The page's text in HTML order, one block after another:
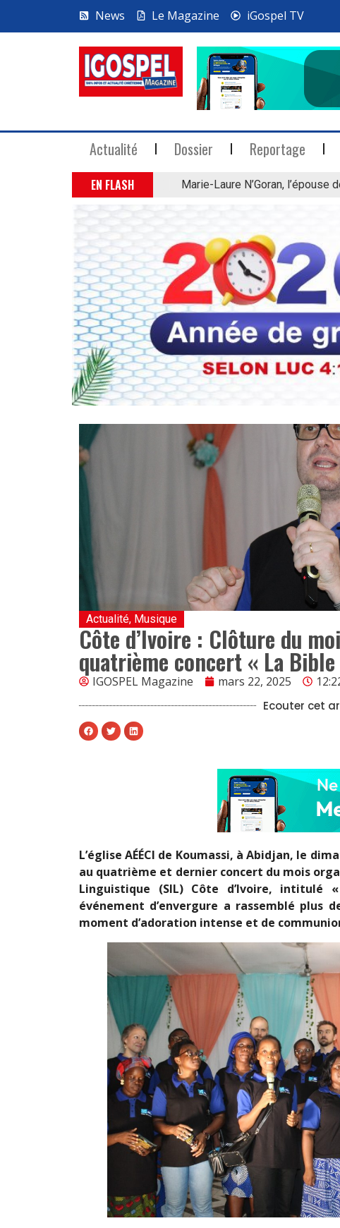
News Le Magazine iGospel TV
Actualité Dossier Reportage
EN FLASH Marie-Laure N’Goran,
Actualité, Musique
Côte d’Ivoire : Clôture du
quatrième concert « La
IGOSPEL Magazine mars 22, 2025
Ecouter cet
L’église AÉÉCI de Koumassi, à Abidjan, le
au quatrième et dernier concert du mois
Linguistique (SIL) Côte d’Ivoire, intitulé «
événement d’envergure a rassemblé plus
moment d’adoration intense et de